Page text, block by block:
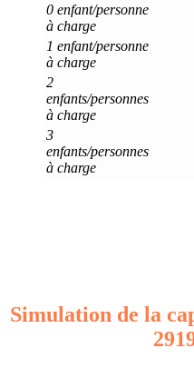
0 enfant/personne
à charge
1 enfant/personne
à charge
2
enfants/personnes
à charge
3
enfants/personnes
à charge
Simulation de la